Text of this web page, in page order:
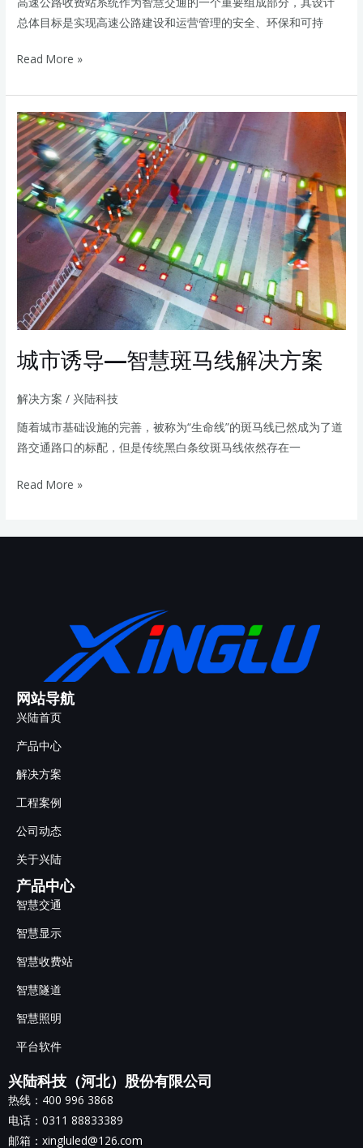
总体目标是实现高速公路建设和运营管理的安全、环保和可持
Read More »
城市诱导—智慧斑马线解决方案
解决方案 / 兴陆科技
随着城市基础设施的完善，被称为“生命线”的斑马线已然成为了道
路交通路口的标配，但是传统黑白条纹斑马线依然存在一
城
市
诱
导
—
智
慧
斑
解
方
Read More »
网站导航
兴陆首页
产品中心
解决方案
工程案例
公司动态
关于兴陆
产品中心
智慧交通
智慧显示
智慧收费站
智慧隧道
智慧照明
平台软件
兴陆科技（河北）股份有限公司
热线：400 996 3868
电话：0311 88833389
邮箱：xingluled@126.com